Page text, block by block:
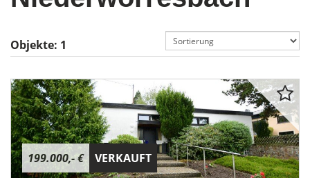
Objekte: 1
199.000,- € VERKAUFT